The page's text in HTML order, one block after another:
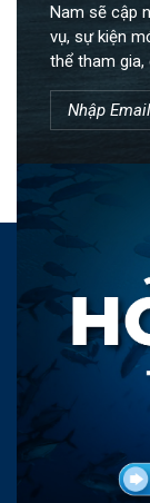
Nam sẽ cập
vụ, sự kiện
thể tham